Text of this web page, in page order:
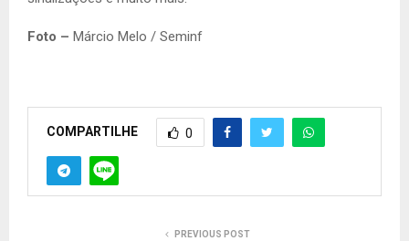
Foto – Márcio Melo / Seminf
COMPARTILHE 0
PREVIOUS POST